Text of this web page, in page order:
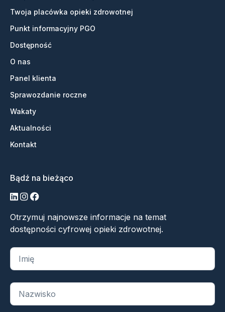
Twoja placówka opieki zdrowotnej
Punkt informacyjny PGO
Dostępność
O nas
Panel klienta
Sprawozdanie roczne
Wakaty
Aktualności
Kontakt
Bądź na bieżąco
LinkedIn
Instagram
Facebook
Otrzymuj najnowsze informacje na temat
dostępności cyfrowej opieki zdrowotnej.
„*” oznacza wymagane pola